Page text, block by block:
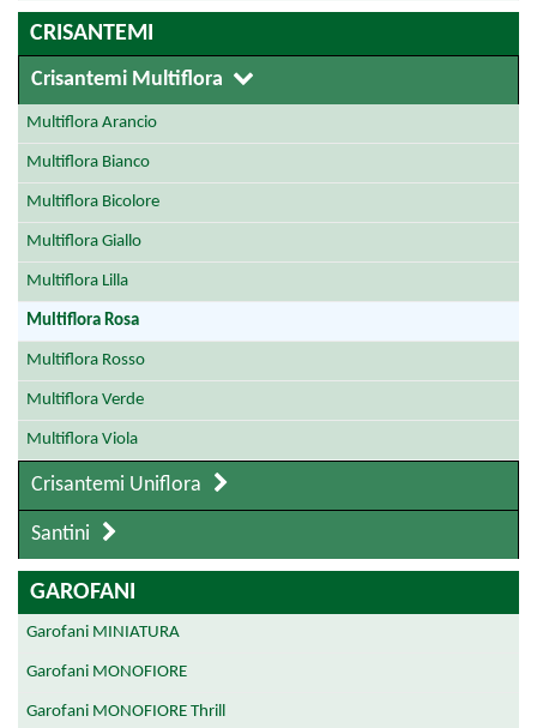
CRISANTEMI
Crisantemi Multiflora
Multiflora Arancio
Multiflora Bianco
Multiflora Bicolore
Multiflora Giallo
Multiflora Lilla
Multiflora Rosa
Multiflora Rosso
Multiflora Verde
Multiflora Viola
Crisantemi Uniflora
Santini
GAROFANI
Garofani MINIATURA
Garofani MONOFIORE
Garofani MONOFIORE Thrill